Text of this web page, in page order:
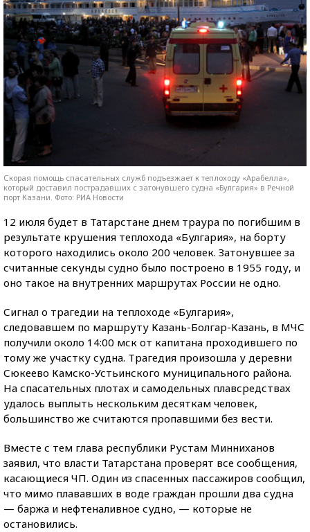
Скорая помощь спасательных служб подъезжает к теплоходу «Арабелла»,
который доставил пострадавших с затонувшего судна «Булгария» в Речной
порт Казани. Фото: РИА Новости
12 июля будет в Татарстане днем траура по погибшим в
результате крушения теплохода «Булгария», на борту
которого находились около 200 человек. Затонувшее за
считанные секунды судно было построено в 1955 году, и
оно такое на внутренних маршрутах России не одно.
Сигнал о трагедии на теплоходе «Булгария»,
следовавшем по маршруту Казань-Болгар-Казань, в МЧС
получили около 14:00 мск от капитана проходившего по
тому же участку судна. Трагедия произошла у деревни
Сюкеево Камско-Устьинского муниципального района.
На спасательных плотах и самодельных плавсредствах
удалось выплыть нескольким десяткам человек,
большинство же считаются пропавшими без вести.
Вместе с тем глава республики Рустам Минниханов
заявил, что власти Татарстана проверят все сообщения,
касающиеся ЧП. Один из спасенных пассажиров сообщил,
что мимо плававших в воде граждан прошли два судна
— баржа и нефтеналивное судно, — которые не
остановились.